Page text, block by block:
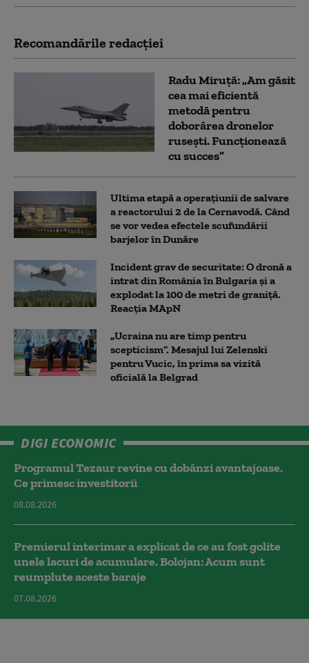
Recomandările redacţiei
Radu Miruță: „Am găsit
cea mai eficientă
metodă pentru
doborârea dronelor
rusești. Funcționează
cu succes”
Ultima etapă a operațiunii de salvare
a reactorului 2 de la Cernavodă. Când
se vor vedea efectele scufundării
barjelor în Dunăre
Incident grav de securitate: O dronă a
intrat din România în Bulgaria şi a
explodat la 100 de metri de graniţă.
Reacția MApN
„Ucraina nu are timp pentru
scepticism”. Mesajul lui Zelenski
pentru Vucic, în prima sa vizită
oficială la Belgrad
DIGI ECONOMIC
Programul Tezaur revine cu dobânzi avantajoase.
Ce primesc investitorii
08.08.2026
Premierul interimar a explicat de ce au fost golite
unele lacuri de acumulare. Bolojan: Acum sunt
reumplute aceste baraje
07.08.2026